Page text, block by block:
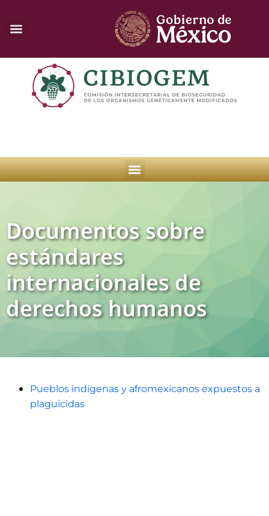
Documentos sobre
estándares
internacionales de
derechos humanos
Pueblos indígenas y afromexicanos expuestos a
plaguicidas